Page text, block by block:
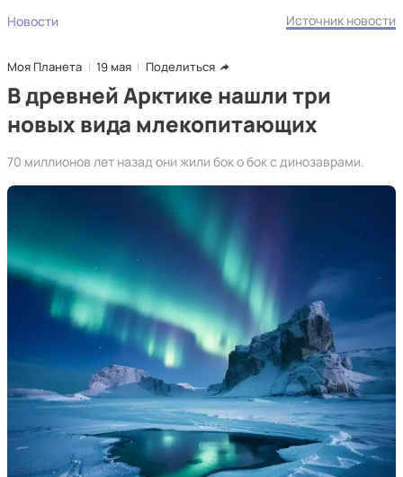
Новости Источник новости
Моя Планета 19 мая Поделиться
В древней Арктике нашли три
новых вида млекопитающих
70 миллионов лет назад они жили бок о бок с динозаврами.